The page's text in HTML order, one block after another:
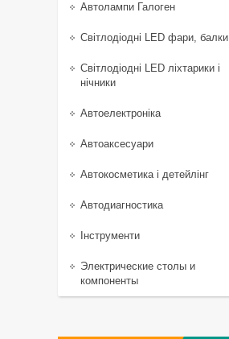
Автолампи Галоген
Світлодіодні LED фари, балки
Світлодіодні LED ліхтарики і
нічники
Автоелектроніка
Автоаксесуари
Автокосметика і детейлінг
Автодиагностика
Інструменти
Электрические столы и
компоненты